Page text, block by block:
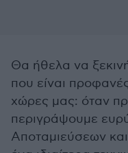
Θα ήθελα να
που είναι
χώρες μας: όταν
περιγράψουμε
Αποταμιεύσεων